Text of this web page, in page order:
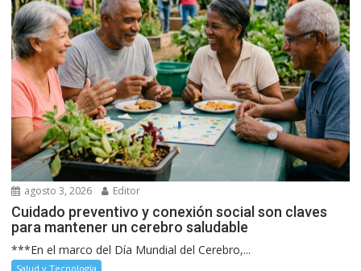
agosto 3, 2026 Editor
Cuidado preventivo y conexión social son claves
para mantener un cerebro saludable
***En el marco del Día Mundial del Cerebro,...
Salud y Tecnología